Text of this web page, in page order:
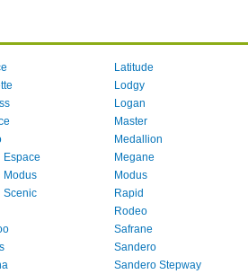
Espace
Modus
Scenic
Latitude
Lodgy
Logan
Master
Medallion
Megane
Modus
Rapid
Rodeo
Safrane
Sandero
Sandero Stepway